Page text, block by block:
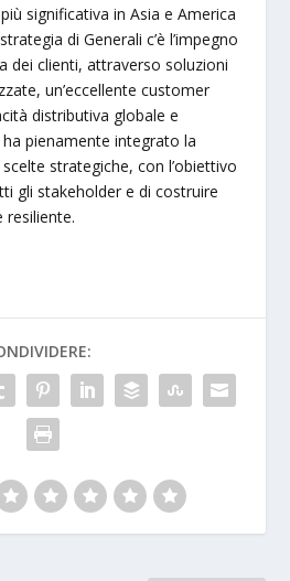
significativa in Asia e America
di Generali c’è l’impegno
dei clienti, attraverso soluzioni
un’eccellente customer
distributiva globale e
pienamente integrato la
strategiche, con l’obiettivo
gli stakeholder e di costruire
resiliente.